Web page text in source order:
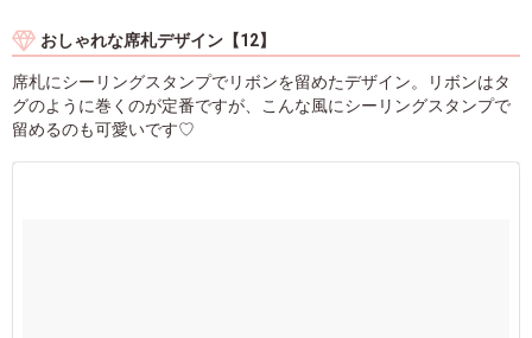
おしゃれな席札デザイン【12】
席札にシーリングスタンプでリボンを留めたデザイン。リボンはタ
グのように巻くのが定番ですが、こんな風にシーリングスタンプで
留めるのも可愛いです♡